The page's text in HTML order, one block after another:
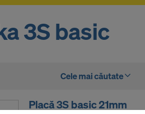
3S basic
Cele mai căutate
Placă 3S basic 21mm